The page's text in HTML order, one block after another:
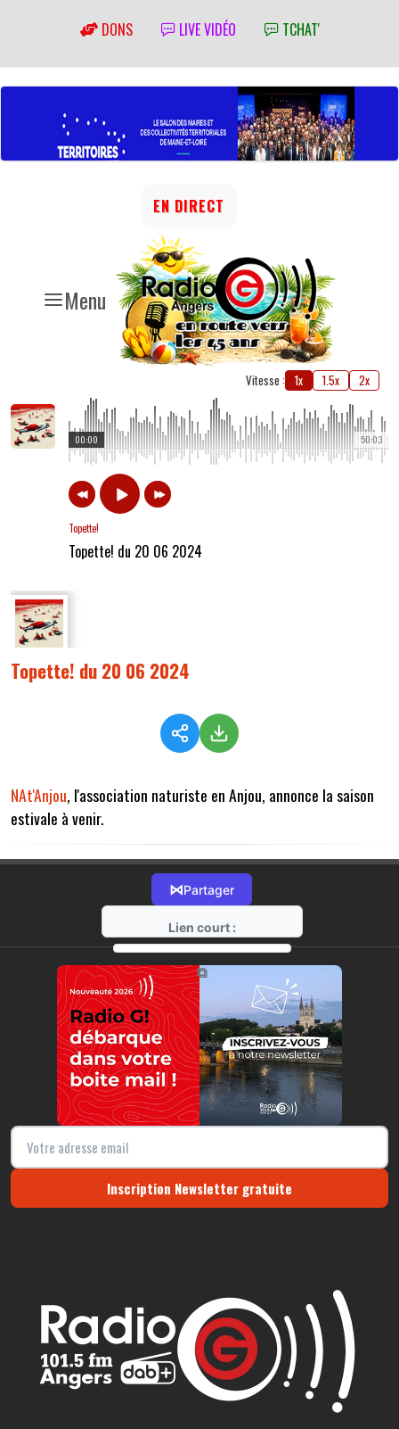
DONS LIVE VIDÉO TCHAT'
Menu
EN DIRECT
Vitesse : 1x 1.5x 2x
50:03
00:00
Topette!
Topette! du 20 06 2024
Topette! du 20 06 2024
NAt'Anjou, l'association naturiste en Anjou, annonce la saison
estivale à venir.
⋈Partager
Lien court :
https://radio-g.fr?15064
⧉
Inscription Newsletter gratuite